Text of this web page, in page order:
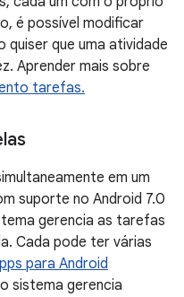
é possível modificar
que uma atividade
Aprender mais sobre
tarefas.
em um
suporte no Android 7.0
gerencia as tarefas
Cada pode ter várias
para Android
sistema gerencia